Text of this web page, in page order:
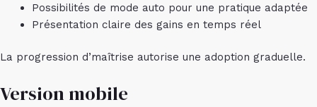
Possibilités de mode auto pour une pratique adaptée
Présentation claire des gains en temps réel
La progression d’maîtrise autorise une adoption graduelle.
Version mobile